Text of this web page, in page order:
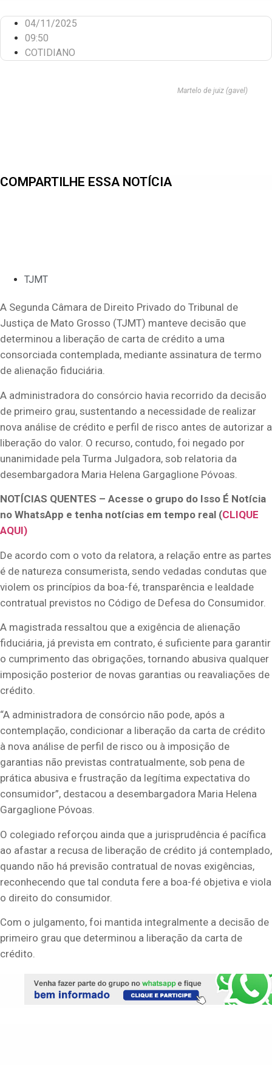
04/11/2025
09:50
COTIDIANO
Martelo de juiz (gavel)
COMPARTILHE ESSA NOTÍCIA
TJMT
A Segunda Câmara de Direito Privado do Tribunal de
Justiça de Mato Grosso (TJMT) manteve decisão que
determinou a liberação de carta de crédito a uma
consorciada contemplada, mediante assinatura de termo
de alienação fiduciária.
A administradora do consórcio havia recorrido da decisão
de primeiro grau, sustentando a necessidade de realizar
nova análise de crédito e perfil de risco antes de autorizar a
liberação do valor. O recurso, contudo, foi negado por
unanimidade pela Turma Julgadora, sob relatoria da
desembargadora Maria Helena Gargaglione Póvoas.
NOTÍCIAS QUENTES – Acesse o grupo do Isso É Notícia
no WhatsApp e tenha notícias em tempo real (CLIQUE
AQUI)
De acordo com o voto da relatora, a relação entre as partes
é de natureza consumerista, sendo vedadas condutas que
violem os princípios da boa-fé, transparência e lealdade
contratual previstos no Código de Defesa do Consumidor.
A magistrada ressaltou que a exigência de alienação
fiduciária, já prevista em contrato, é suficiente para garantir
o cumprimento das obrigações, tornando abusiva qualquer
imposição posterior de novas garantias ou reavaliações de
crédito.
“A administradora de consórcio não pode, após a
contemplação, condicionar a liberação da carta de crédito
à nova análise de perfil de risco ou à imposição de
garantias não previstas contratualmente, sob pena de
prática abusiva e frustração da legítima expectativa do
consumidor”, destacou a desembargadora Maria Helena
Gargaglione Póvoas.
O colegiado reforçou ainda que a jurisprudência é pacífica
ao afastar a recusa de liberação de crédito já contemplado,
quando não há previsão contratual de novas exigências,
reconhecendo que tal conduta fere a boa-fé objetiva e viola
o direito do consumidor.
Com o julgamento, foi mantida integralmente a decisão de
primeiro grau que determinou a liberação da carta de
crédito.